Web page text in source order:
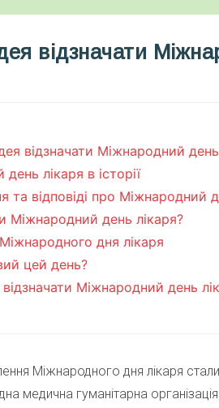
відзначати
відзначати Міжнародний день
лікаря в історії
та відповіді про Міжнародний
Міжнародний день лікаря?
дня лікаря
цей день?
Міжнародний день
Міжнародного дня лікаря
медична гуманітарна